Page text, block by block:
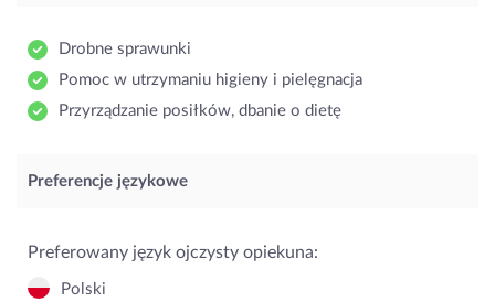
Drobne sprawunki
Pomoc w utrzymaniu higieny i pielęgnacja
Przyrządzanie posiłków, dbanie o dietę
Preferencje językowe
Preferowany język ojczysty opiekuna:
Polski